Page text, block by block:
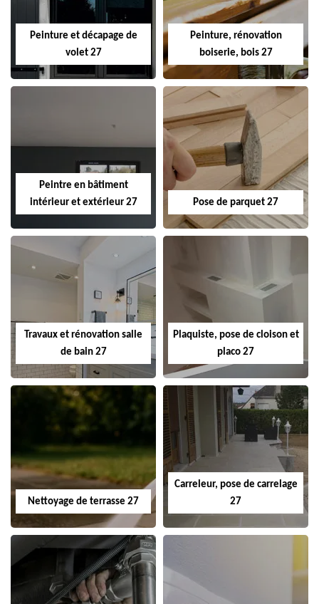
Peinture et décapage de
volet 27
Peinture, rénovation
boiserie, bois 27
Peintre en bâtiment
intérieur et extérieur 27
Pose de parquet 27
Travaux et rénovation salle
de bain 27
Plaquiste, pose de cloison et
placo 27
Nettoyage de terrasse 27
Carreleur, pose de carrelage
27